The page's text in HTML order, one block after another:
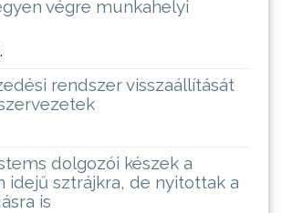
végre munkahelyi
rendszer visszaállítását
dolgozói készek a
idejű sztrájkra, de nyitottak a
is